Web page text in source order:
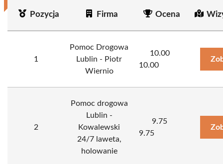
Pozycja Firma Ocena
1
Pomoc Drogowa
Lublin - Piotr
Wiernio
10.00
10.00
2
Pomoc drogowa
Lublin -
Kowalewski
24/7 laweta,
holowanie
9.75
9.75